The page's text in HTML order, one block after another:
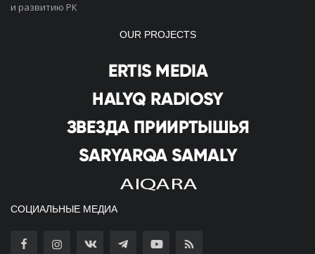
и развитию РК
OUR PROJECTS
СОЦИАЛЬНЫЕ МЕДИА